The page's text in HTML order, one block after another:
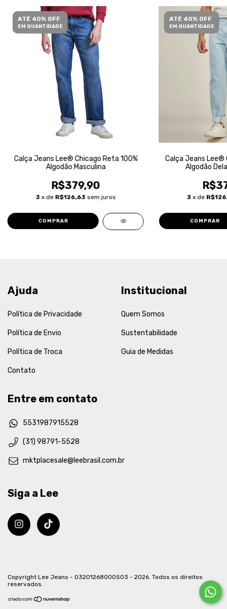
ATÉ 40% OFF
EM QUANTIDADE
Calça Jeans Lee® Chicago Reta 100%
Algodão Masculina
R$379,90
3 x de R$126,63 sem juros
COMPRAR
ATÉ 40% OFF
EM QUANTIDADE
Calça Jeans Lee®
Algodão
3 x de
COMPRAR
Ajuda
Política de Privacidade
Política de Envio
Política de Troca
Contato
Institucional
Quem Somos
Sustentabilidade
Guia de Medidas
Entre em contato
5531987915528
(31) 98791-5528
mktplacesale@leebrasil.com.br
Siga a Lee
Copyright Lee Jeans - 03201268000503 - 2026. Todos os direitos
reservados.